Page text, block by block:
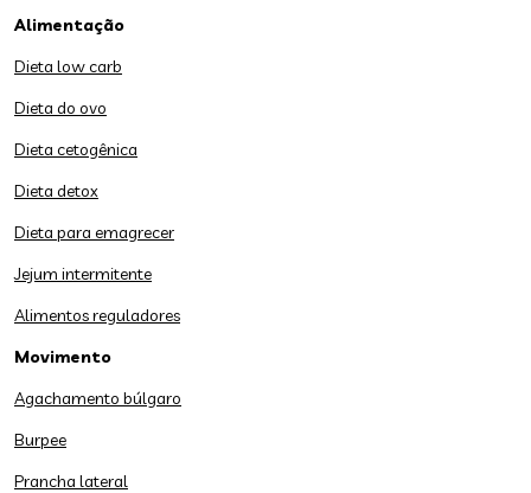
Alimentação
Dieta low carb
Dieta do ovo
Dieta cetogênica
Dieta detox
Dieta para emagrecer
Jejum intermitente
Alimentos reguladores
Movimento
Agachamento búlgaro
Burpee
Prancha lateral